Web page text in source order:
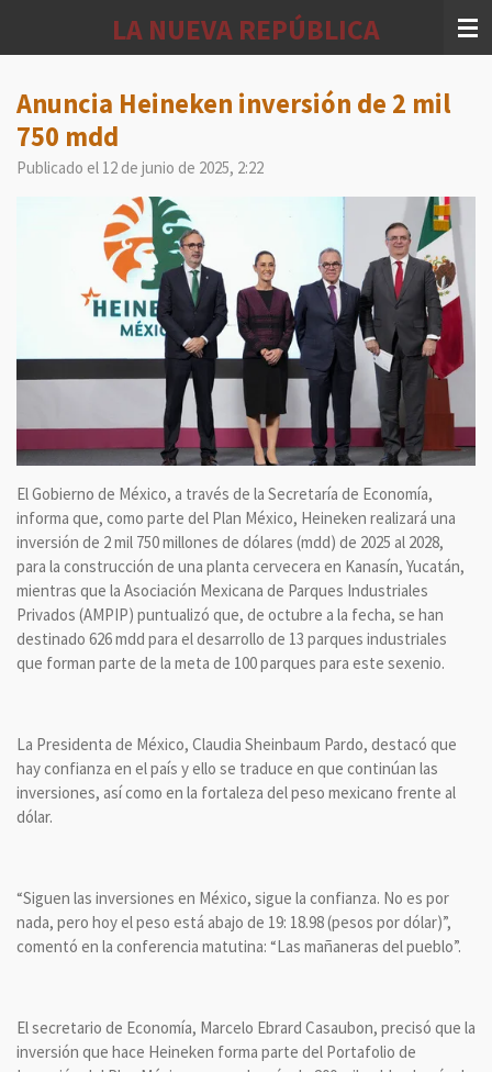
principal
LA NUEVA REPÚBLICA
Anuncia Heineken inversión de 2 mil
750 mdd
Publicado el 12 de junio de 2025, 2:22
El Gobierno de México, a través de la Secretaría de Economía,
informa que, como parte del Plan México, Heineken realizará una
inversión de 2 mil 750 millones de dólares (mdd) de 2025 al 2028,
para la construcción de una planta cervecera en Kanasín, Yucatán,
mientras que la Asociación Mexicana de Parques Industriales
Privados (AMPIP) puntualizó que, de octubre a la fecha, se han
destinado 626 mdd para el desarrollo de 13 parques industriales
que forman parte de la meta de 100 parques para este sexenio.
La Presidenta de México, Claudia Sheinbaum Pardo, destacó que
hay confianza en el país y ello se traduce en que continúan las
inversiones, así como en la fortaleza del peso mexicano frente al
dólar.
“Siguen las inversiones en México, sigue la confianza. No es por
nada, pero hoy el peso está abajo de 19: 18.98 (pesos por dólar)”,
comentó en la conferencia matutina: “Las mañaneras del pueblo”.
El secretario de Economía, Marcelo Ebrard Casaubon, precisó que la
inversión que hace Heineken forma parte del Portafolio de